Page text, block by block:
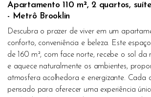
Apartamento 110 m², 2 quartos,
- Metrô Brooklin
Descubra o prazer de viver em um
conforto, conveniência e beleza. Este
de 160 m², com face norte, recebe o sol da
e aquece naturalmente os ambientes,
atmosfera acolhedora e energizante. Cada
pensado para oferecer uma experiência